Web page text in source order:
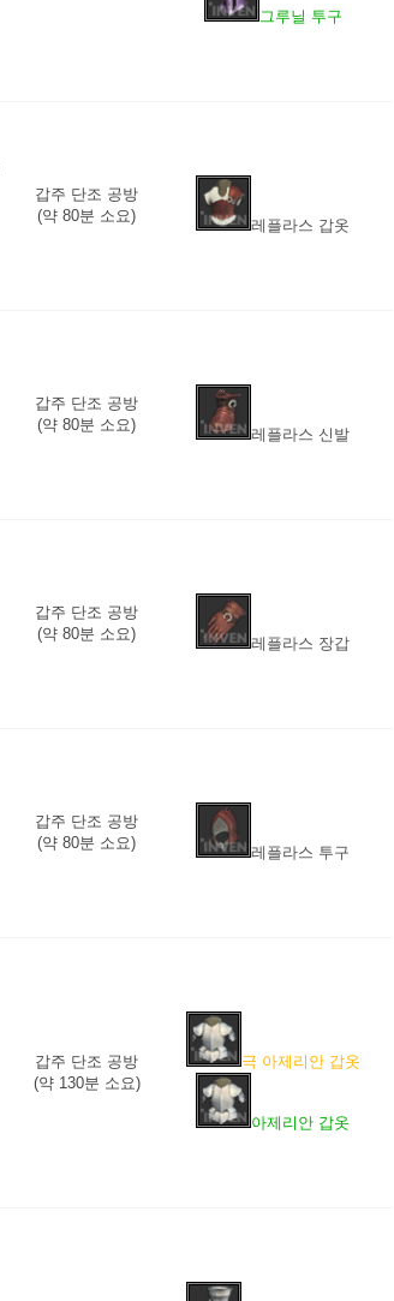
그루닐 투구
갑주 단조 공방
(약 80분 소요)
레플라스 갑옷
갑주 단조 공방
(약 80분 소요)
레플라스 신발
갑주 단조 공방
(약 80분 소요)
레플라스 장갑
갑주 단조 공방
(약 80분 소요)
레플라스 투구
갑주 단조 공방
(약 130분 소요)
극 아제리안 갑옷
아제리안 갑옷